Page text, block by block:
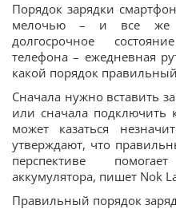
Порядок зарядки
мелочью – и все же
долгосрочное
телефона – ежедневная
какой порядок
Сначала нужно вставить
или сначала подключить
может казаться
утверждают, что
перспективе
аккумулятора, пишет Nok
Правильный порядок